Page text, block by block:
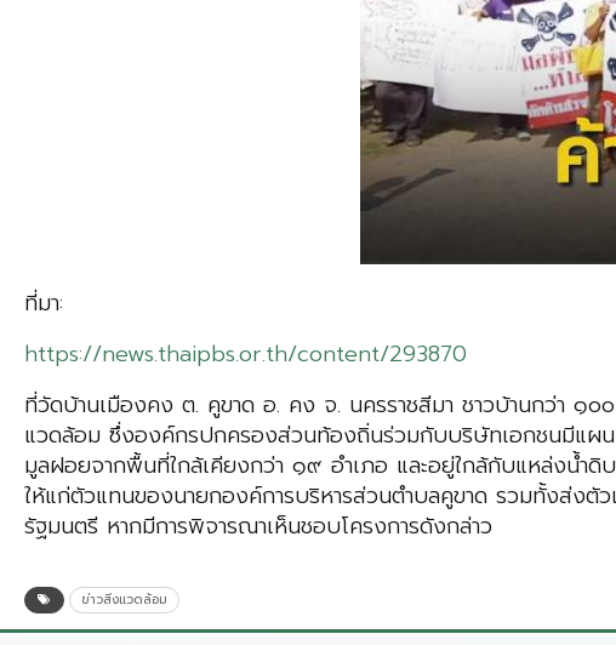
ที่มา:
https://news.thaipbs.or.th/content/293870
ที่วัดบ้านเมืองคง ต. คูขาด อ. คง จ. นครราชสีมา ชาวบ้านกว่า ๑
แวดล้อม ซึ่งองค์กรปกครองส่วนท้องถิ่นร่วมกับบริษัทเอกชนมีแผ
มูลฝอยจากพื้นที่ใกล้เคียงกว่า ๑๙ อำเภอ และอยู่ใกล้กับแหล่งน้ำ
ให้แก่ตัวแทนของนายกองค์การบริหารส่วนตำบลคูขาด รวมทั้งส่ง
รัฐมนตรี หากมีการพิจารณาเห็นชอบโครงการดังกล่าว
ข่าวสิ่งแวดล้อม